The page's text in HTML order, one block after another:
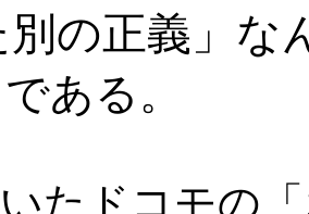
の正義」な
ある 。
たドコモの「